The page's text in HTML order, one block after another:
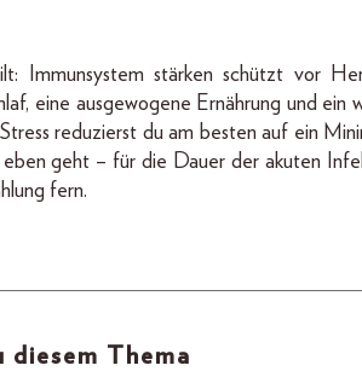
Immunsystem stärken schützt vor
eine ausgewogene Ernährung und ein
reduzierst du am besten auf ein
geht – für die Dauer der akuten
fern.
Thema